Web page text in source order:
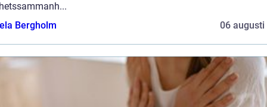
Bergholm
06 augusti